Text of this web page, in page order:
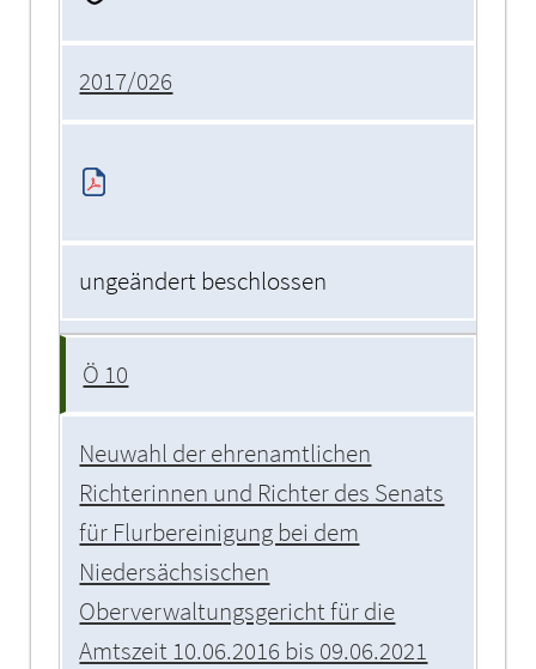
2017/026
ungeändert beschlossen
Ö 10
Neuwahl der ehrenamtlichen
Richterinnen und Richter des Senats
für Flurbereinigung bei dem
Niedersächsischen
Oberverwaltungsgericht für die
Amtszeit 10.06.2016 bis 09.06.2021